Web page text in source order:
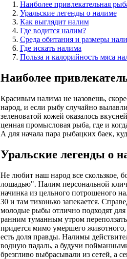
Наиболее привлекательная
Уральские легенды о налиме
Как выглядит налим
Где водится налим?
Среда обитания и размеры
Где искать налима
Польза и калорийность мяса
Наиболее
Красивым налима не назовешь,
народ, и если рыбу случайно
зеленоватой кожей оказалось
ценная промысловая рыба, где и
А для начала пара рыбацких баек,
Уральские легенды о
Не любит наш народ все скользкое,
лошадью". Налим персональной
начинка из цельного потрошеного
30 и там тихонько запекается.
молодые рыбы отлично подходят для
ранним туманным утром
придется мимо умершего
есть доля правды. Налимы
водную падаль, а будучи
брезгливо выбрасывали из сетей, а